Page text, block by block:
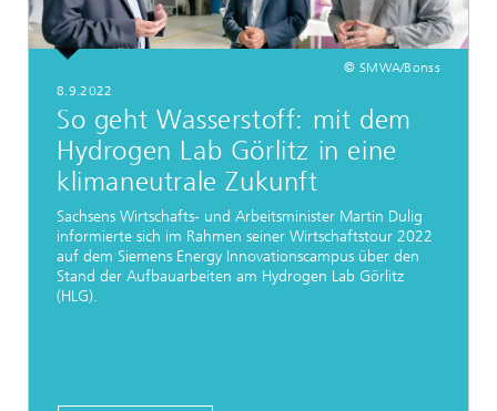
© SMWA/Bonss
8.9.2022
So geht Wasserstoff: mit dem
Hydrogen Lab Görlitz in eine
klimaneutrale Zukunft
Sachsens Wirtschafts- und Arbeitsminister Martin Dulig
informierte sich im Rahmen seiner Wirtschaftstour 2022
auf dem Siemens Energy Innovationscampus über den
Stand der Aufbauarbeiten am Hydrogen Lab Görlitz
(HLG).